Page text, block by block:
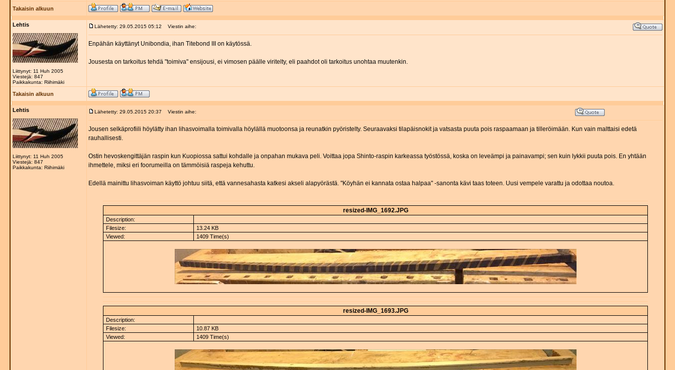
Takaisin alkuun
Lehtis
Liittynyt: 11 Huh 2005
Viestejä: 847
Paikkakunta: Riihimäki
Lähetetty: 29.05.2015 05:12 Viestin aihe:
Enpähän käyttänyt Unibondia, ihan Titebond III on käytössä.
Jousesta on tarkoitus tehdä "toimiva" ensijousi, ei vimosen päälle viritelty, eli paahdot oli tarkoitus unohtaa muutenkin.
Takaisin alkuun
Lehtis
Liittynyt: 11 Huh 2005
Viestejä: 847
Paikkakunta: Riihimäki
Lähetetty: 29.05.2015 20:37 Viestin aihe:
Jousen selkäprofiili höylätty ihan lihasvoimalla toimivalla höylällä muotoonsa ja reunatkin pyöristelty. Seuraavaksi tilapäisnokit ja vatsasta puuta pois raspaamaan ja tilleröimään. Kun vain malttaisi edetä
rauhallisesti.
Ostin hevoskengittäjän raspin kun Kuopiossa sattui kohdalle ja onpahan mukava peli. Voittaa jopa Shinto-raspin karkeassa työstössä, koska on leveämpi ja painavampi; sen kuin lykkii puuta pois. En yhtään
ihmettele, miksi eri foorumeilla on tämmöisiä raspeja kehuttu.
Edellä mainittu lihasvoiman käyttö johtuu siitä, että vannesahasta katkesi akseli alapyörästä. "Köyhän ei kannata ostaa halpaa" -sanonta kävi taas toteen. Uusi vempele varattu ja odottaa noutoa.
resized-IMG_1692.JPG
Description:
Filesize:
13.24 KB
Viewed:
1409 Time(s)
resized-IMG_1693.JPG
Description:
Filesize:
10.87 KB
Viewed:
1409 Time(s)